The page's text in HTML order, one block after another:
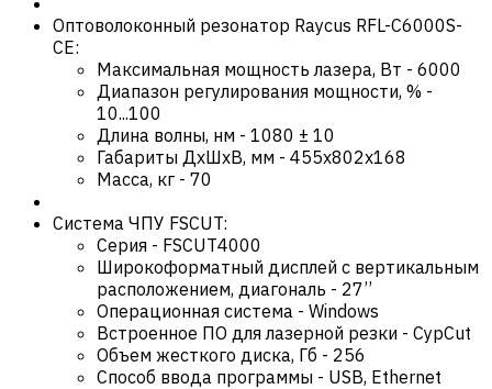
Оптоволоконный резонатор Raycus RFL-C6000S-
CE:
Максимальная мощность лазера, Вт - 6000
Диапазон регулирования мощности, % -
10...100
Длина волны, нм - 1080 ± 10
Габариты ДхШхВ, мм - 455x802x168
Масса, кг - 70
Система ЧПУ FSCUT:
Серия - FSCUT4000
Широкоформатный дисплей с вертикальным
расположением, диагональ - 27’’
Операционная система - Windows
Встроенное ПО для лазерной резки - CypCut
Объем жесткого диска, Гб - 256
Способ ввода программы - USB, Ethernet